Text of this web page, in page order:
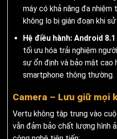
máy có khả năng đa
không lo bị gián đoạn khi sử
Hệ điều hành: Android
tối ưu hóa trải nghiệm
sự ổn định và bảo mật cao
smartphone thông thường.
Camera – Lưu giữ mọi
Vertu không tập trung vào
vẫn đảm bảo chất lượng hình